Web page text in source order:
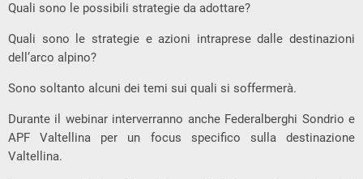
Quali sono le possibili strategie da adottare?
Quali sono le strategie e azioni intraprese dalle destinazioni
dell’arco alpino?
Sono soltanto alcuni dei temi sui quali si soffermerà.
Durante il webinar interverranno anche Federalberghi Sondrio e
APF Valtellina per un focus specifico sulla destinazione
Valtellina.